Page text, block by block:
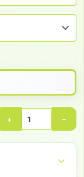
−
+